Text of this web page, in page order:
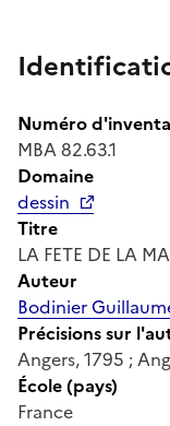
Numéro
MBA 82.63.1
Domaine
dessin
Titre
LA FETE DE LA
Auteur
Bodinier
Précisions sur
Angers, 1795 ;
École (pays)
France